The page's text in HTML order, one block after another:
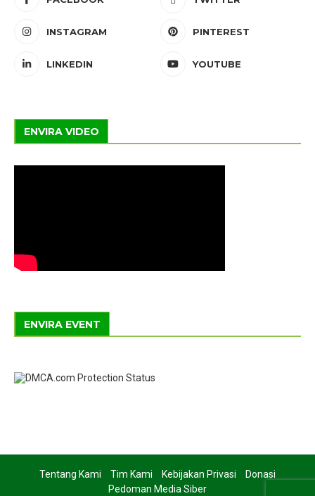
INSTAGRAM PINTEREST
LINKEDIN YOUTUBE
ENVIRA VIDEO
ENVIRA EVENT
Tentang Kami Tim Kami Kebijakan Privasi
Donasi
Pedoman Media Siber